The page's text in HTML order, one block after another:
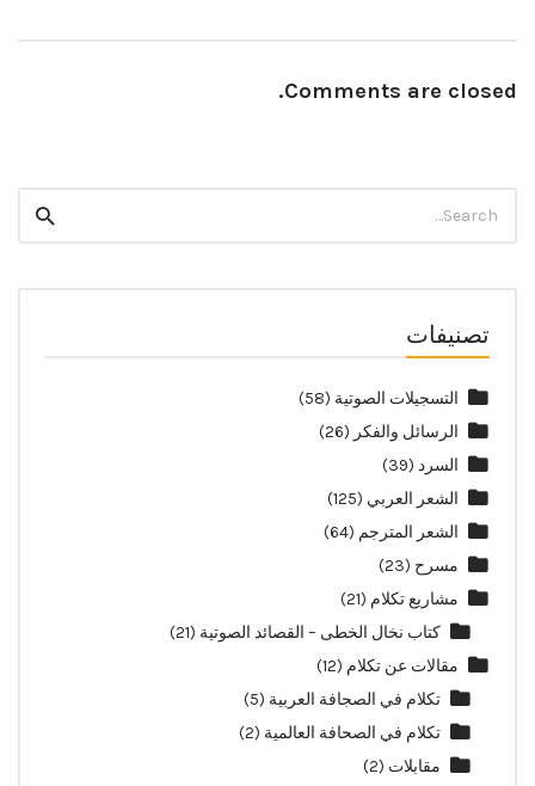
Comments are closed.
for:
تصنيفات
التسجيلات الصوتية (58)
الرسائل والفكر (26)
السرد (39)
الشعر العربي (125)
الشعر المترجم (64)
مسرح (23)
مشاريع تكلام (21)
كتاب نخال الخطى – القصائد الصوتية (21)
مقالات عن تكلام (12)
تكلام في الصجافة العربية (5)
تكلام في الصحافة العالمية (2)
مقابلات (2)